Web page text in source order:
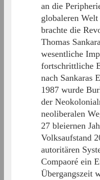
an die
globaleren
brachte die
Thomas
wesentliche
fortschrittliche
nach Sankaras
1987 wurde
der
neoliberalen
27 bleiernen
Volksaufstand
autoritären
Compaoré ein
Übergangszeit